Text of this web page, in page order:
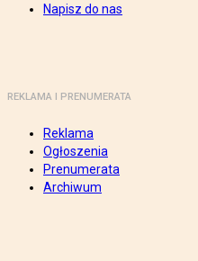
Napisz do nas
REKLAMA I PRENUMERATA
Reklama
Ogłoszenia
Prenumerata
Archiwum